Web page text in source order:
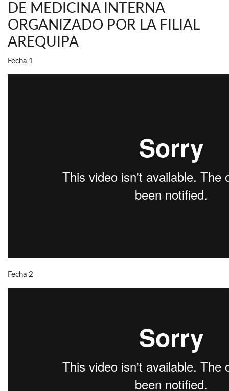
DE MEDICINA INTERNA
ORGANIZADO POR LA FILIAL
AREQUIPA
Fecha 1
Fecha 2